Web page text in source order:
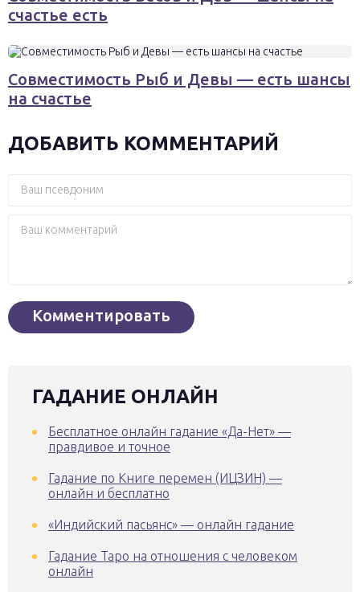
счастье есть
Совместимость Рыб и Девы — есть шансы
на счастье
ДОБАВИТЬ КОММЕНТАРИЙ
ГАДАНИЕ ОНЛАЙН
Бесплатное онлайн гадание «Да-Нет» —
правдивое и точное
Гадание по Книге перемен (ИЦЗИН) —
онлайн и бесплатно
«Индийский пасьянс» — онлайн гадание
Гадание Таро на отношения с человеком
онлайн